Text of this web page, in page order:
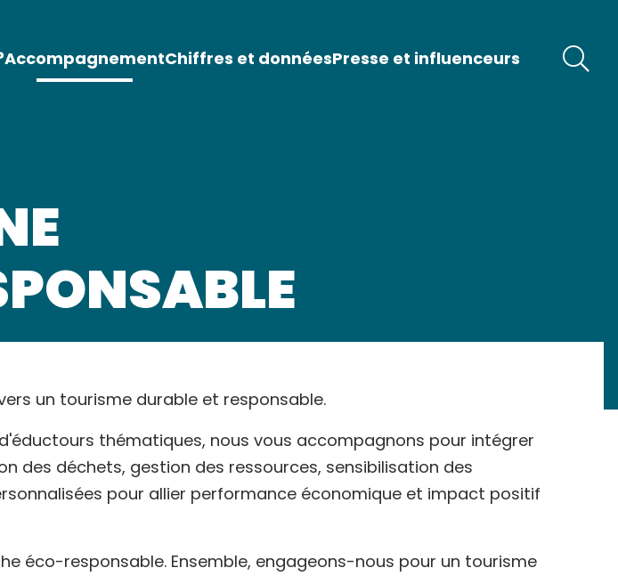
AccompagnementChiffres et donnéesPresse et influenceurs
un tourisme durable et responsable.
thématiques, nous vous accompagnons pour intégrer
des déchets, gestion des ressources, sensibilisation des
pour allier performance économique et impact positif
éco-responsable. Ensemble, engageons-nous pour un tourisme